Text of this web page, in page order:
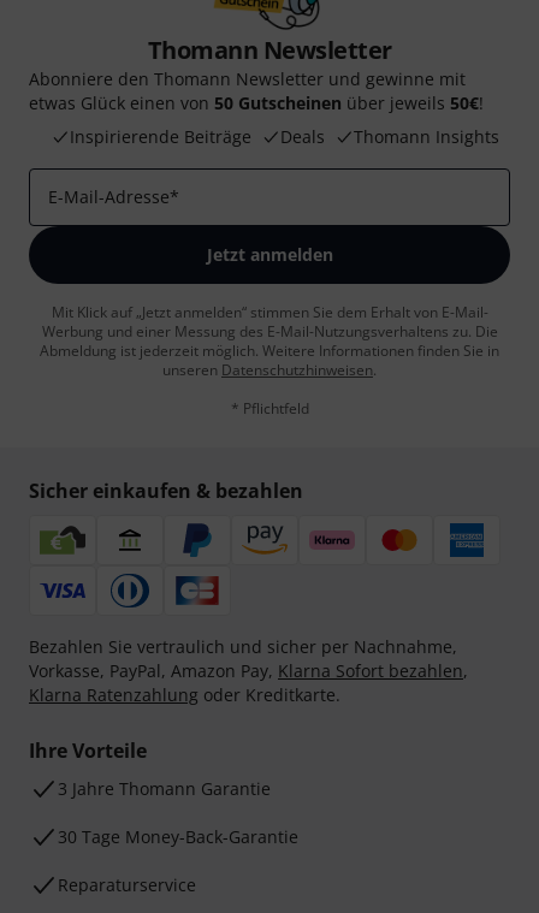
Thomann Newsletter
Abonniere den Thomann Newsletter und gewinne mit
etwas Glück einen von 50 Gutscheinen über jeweils 50€!
Inspirierende Beiträge
Deals Thomann Insights
E-Mail-Adresse*
Jetzt anmelden
Mit Klick auf „Jetzt anmelden“ stimmen Sie dem Erhalt von E-Mail-
Werbung und einer Messung des E-Mail-Nutzungsverhaltens zu. Die
Abmeldung ist jederzeit möglich. Weitere Informationen finden Sie in
unseren Datenschutzhinweisen.
* Pflichtfeld
Sicher einkaufen & bezahlen
Bezahlen Sie vertraulich und sicher per Nachnahme,
Vorkasse, PayPal, Amazon Pay, Klarna Sofort bezahlen,
Klarna Ratenzahlung oder Kreditkarte.
Ihre Vorteile
3 Jahre Thomann Garantie
30 Tage Money-Back-Garantie
Reparaturservice